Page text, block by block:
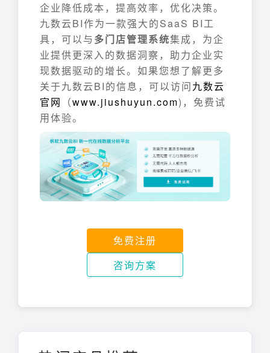
企业降低成本，提高效率，优化决策。
九数云BI作为一款强大的SaaS BI工
具，可以与多门店管理系统集成，为企
业提供更深入的数据洞察，助力企业实
现数据驱动的增长。如果您想了解更多
关于九数云BI的信息，可以访问九数云
官网
（www.jiushuyun.com)，免费试
用体验。
免费注册
咨询方案